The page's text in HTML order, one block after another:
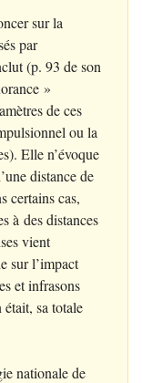
sur la
par
(p. 93 de son
»
de ces
ou la
Elle n’évoque
distance de
certains cas,
à des distances
vient
sur l’impact
et infrasons
sa totale
nationale de